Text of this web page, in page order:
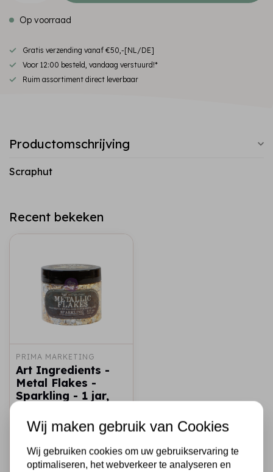
Op voorraad
Gratis verzending vanaf €50,-[NL/DE]
Voor 12:00 besteld, vandaag verstuurd!*
Ruim assortiment direct leverbaar
Productomschrijving
Scraphut
Recent bekeken
PRIMA MARKETING
Art Ingredients -
Metal Flakes -
Sparkling - 1 jar,
including container
/ foil
€5,50 Op voorraad
Wij maken gebruik van Cookies
Wij gebruiken cookies om uw gebruikservaring te
optimaliseren, het webverkeer te analyseren en